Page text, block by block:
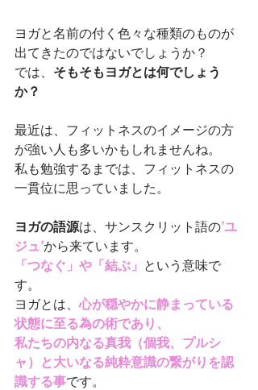
ヨガと名前の付く色々な種類のものが
出てきたのではないでしょうか？
では、 そもそもヨガとは何でしょう
か？
最近は、フィットネスのイメージの方
が強い人も多いかもしれませんね。
私も勉強するまでは、フィットネスの
一貫位に思っていました。
ヨガの語源は、サンスクリット語の’ユ
ジュ’から来ています。
「つなぐ」や「結ぶ」 という意味で
す。
ヨガとは、心が穏やかに静まっている
状態に至る為の術であり、
私たちの内なる真我（個我、プルシ
ャ）と大いなる純粋意識の繋がりを認
識する事です。